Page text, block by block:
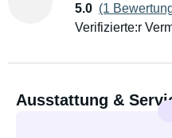
5.0 (1
Verifizierte:r
Ausstattung &